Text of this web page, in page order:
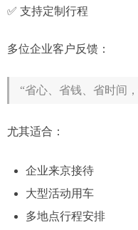
✅ 支持定制行程
多位企业客户反馈：
“省心、省钱、省时间
尤其适合：
企业来京接待
大型活动用车
多地点行程安排